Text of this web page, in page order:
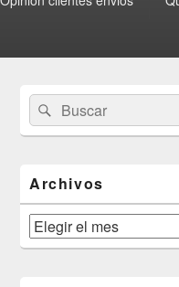
área
de
widget
lateral
primaria
Buscar
por:
Buscar
Archivos
Archivos